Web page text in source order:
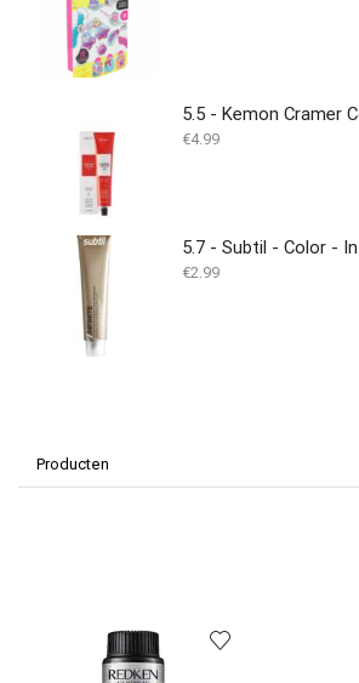
5.5 - Kemon Cramer
€4.99
5.7 - Subtil - Color -
€2.99
Producten